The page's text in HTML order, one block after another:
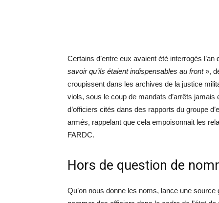
Certains d’entre eux avaient été interrogés
savoir qu’ils étaient indispensables au front»,
croupissent dans les archives de la justice
viols, sous le coup de mandats d’arrêts
d’officiers cités dans des rapports du groupe
armés, rappelant que cela empoisonnait les
FARDC.
Hors de question de
Qu’on nous donne les noms, lance une